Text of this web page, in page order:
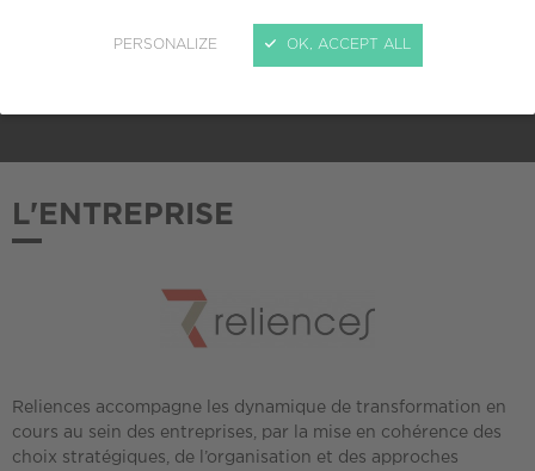
PERSONALIZE OK, ACCEPT ALL
ADHÉSION AU CREPI
L'ENTREPRISE
Reliences accompagne les dynamique de transformation en
cours au sein des entreprises, par la mise en cohérence des
choix stratégiques, de l’organisation et des approches